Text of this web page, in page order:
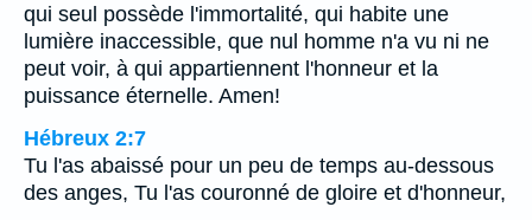
qui seul possède l'immortalité, qui habite une
lumière inaccessible, que nul homme n'a vu ni ne
peut voir, à qui appartiennent l'honneur et la
puissance éternelle. Amen!
Hébreux 2:7
Tu l'as abaissé pour un peu de temps au-dessous
des anges, Tu l'as couronné de gloire et d'honneur,